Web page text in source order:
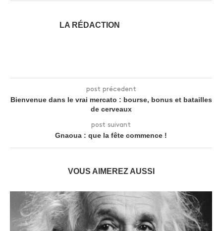
LA RÉDACTION
post précedent
Bienvenue dans le vrai mercato : bourse, bonus et batailles
de cerveaux
post suivant
Gnaoua : que la fête commence !
VOUS AIMEREZ AUSSI